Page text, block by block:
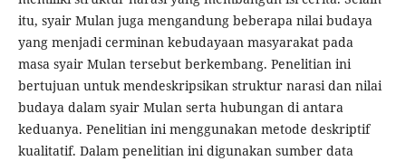
itu, syair Mulan juga mengandung beberapa nilai budaya
yang menjadi cerminan kebudayaan masyarakat pada
masa syair Mulan tersebut berkembang. Penelitian ini
bertujuan untuk mendeskripsikan struktur narasi dan nilai
budaya dalam syair Mulan serta hubungan di antara
keduanya. Penelitian ini menggunakan metode deskriptif
kualitatif. Dalam penelitian ini digunakan sumber data